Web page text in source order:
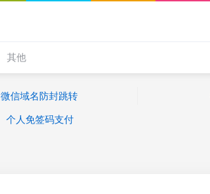
其他
微信域名防封跳转
个人免签码支付